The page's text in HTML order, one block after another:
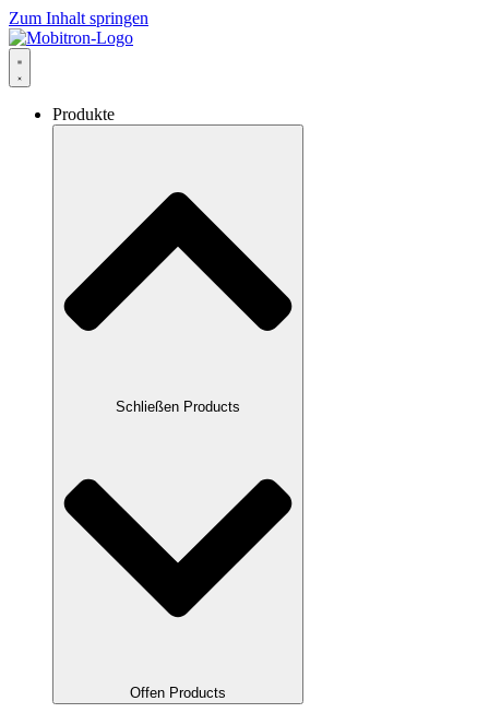
Zum Inhalt springen
Produkte
Schließen Products
Offen Products